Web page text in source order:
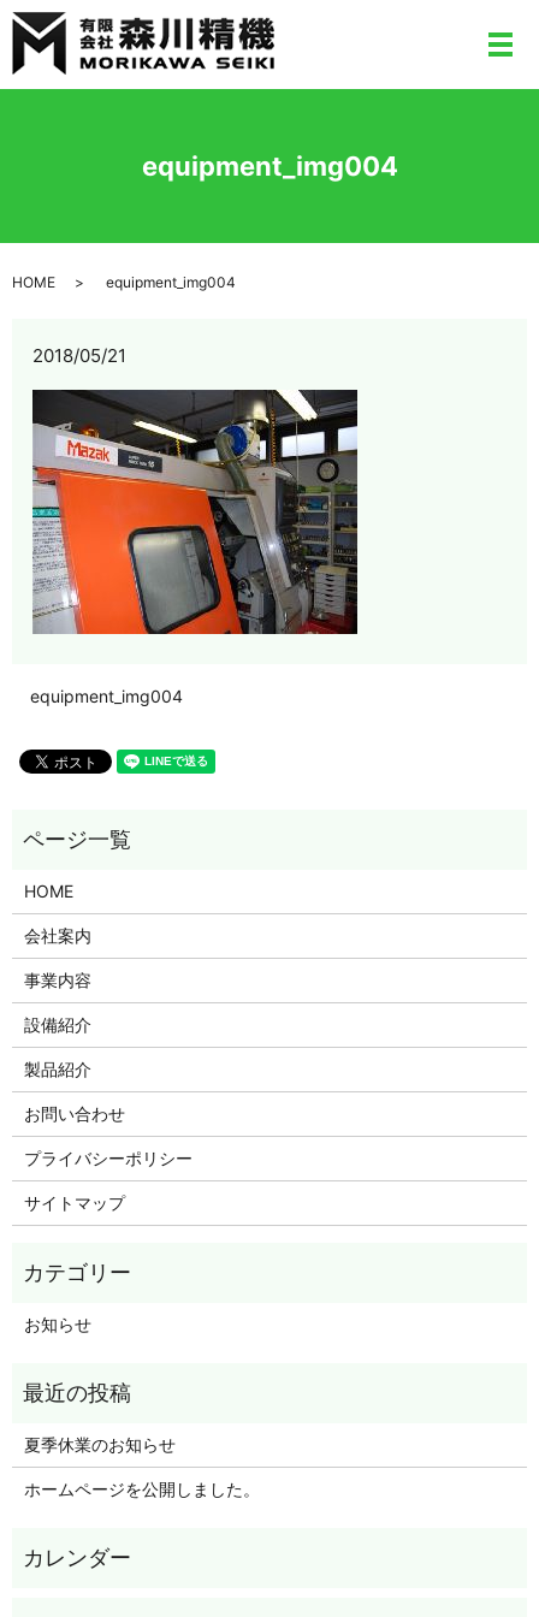
メ
equipment_img004
HOME equipment_img004
2018/05/21
equipment_img004
HOME
会社案内
事業内容
設備紹介
製品紹介
お問い合わせ
プライバシーポリシー
サイトマップ
お知らせ
夏季休業のお知らせ
ホームページを公開しました。